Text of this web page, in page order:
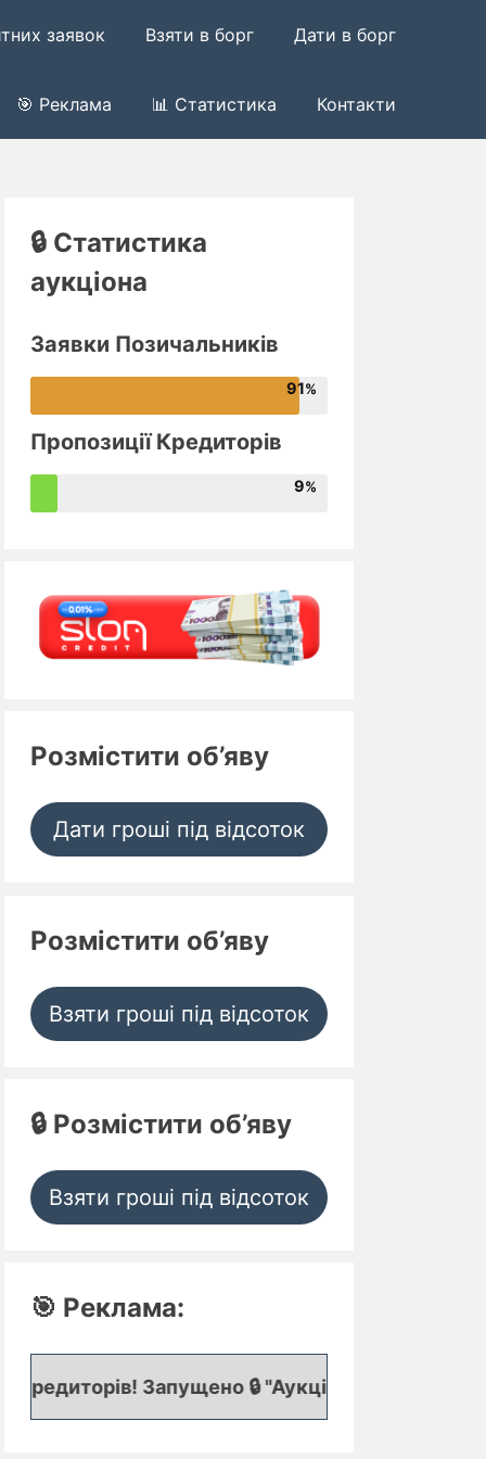
заявок Взяти в борг Дати в борг
🎯 Реклама 📊 Статистика Контакти
🔒 Статистика
аукціона
Заявки Позичальників
91
Пропозиції Кредиторів
9
Розмістити об’яву
Дати гроші під відсоток
Розмістити об’яву
Взяти гроші під відсоток
🔒 Розмістити об’яву
Взяти гроші під відсоток
🎯 Реклама:
Запущено 🔒 "Аукціон кредитних заявок", де